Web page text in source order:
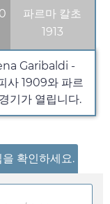
파르마 칼초
1913
Garibaldi -
1909와 파르
기가 열립니다.
확인하세요.